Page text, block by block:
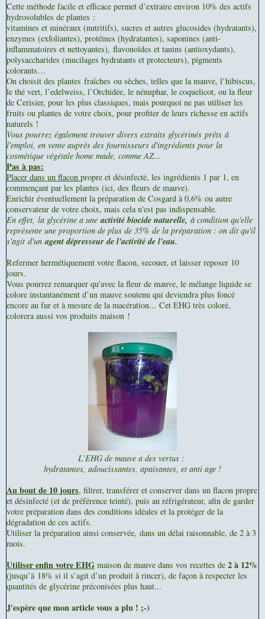
Cette méthode facile et efficace permet d’extraire environ 10% des actifs
hydrosolubles de plantes :
vitamines et minéraux (nutritifs), sucres et autres glucosides (hydratants),
enzymes (exfoliantes), protéines (hydratantes), saponines (anti-
inflammatoires et nettoyantes), flavonoïdes et tanins (antioxydants),
polysaccharides (mucilages hydratants et protecteurs), pigments
colorants…
On choisit des plantes fraîches ou sèches, telles que la mauve, l’hibiscus,
le thé vert, l’edelweiss, l’Orchidée, le nénuphar, le coquelicot, ou la fleur
de Cerisier, pour les plus classiques, mais pourquoi ne pas utiliser les
fruits ou plantes de votre choix, pour profiter de leurs richesse en actifs
naturels !
Vous pourrez également trouver divers extraits glycérinés prêts à
l'emploi, en vente auprès des fournisseurs d'ingrédients pour la
cosmétique végétale home made, comme AZ...
Pas à pas:
Placer dans un flacon propre et désinfecté, les ingrédients 1 par 1, en
commençant par les plantes (ici, des fleurs de mauve).
Enrichir éventuellement la préparation de Cosgard à 0,6% ou autre
conservateur de votre choix, mais cela n'est pas indispensable.
En effet, la glycérine a une activité biocide naturelle, à condition qu'elle
représente une proportion de plus de 35% de la préparation : on dit qu'il
s'agit d'unagent dépresseur de l'activité de l'eau.
Refermer hermétiquement votre flacon, secouer, et laisser reposer 10
jours.
Vous pourrez remarquer qu'avec la fleur de mauve, le mélange liquide se
colore instantanément d’un mauve soutenu qui deviendra plus foncé
encore au fur et à mesure de la macération... Cet EHG très coloré,
colorera aussi vos produits maison !
L’EHG de mauve a des vertus :
hydratantes, adoucissantes, apaisantes, et anti age !
Au bout de 10 jours, filtrer, transférer et conserver dans un flacon propre
et désinfecté (et de préférence teinté), puis au réfrigérateur, afin de garder
votre préparation dans des conditions idéales et la protéger de la
dégradation de ces actifs.
Utiliser la préparation ainsi conservée, dans un délai raisonnable, de 2 à 3
mois.
Utiliser enfin votre EHG maison de mauve dans vos recettes de 2 à 12%
(jusqu’à 18% si il s’agit d’un produit à rincer), de façon à respecter les
quantités de glycérine préconisées plus haut...
J'espère que mon article vous a plu ! ;-)